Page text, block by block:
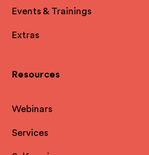
Events & Trainings
Extras
Resources
Webinars
Services